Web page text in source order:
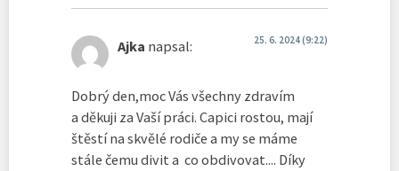
Ajka napsal: 25. 6. 2024 (9:22)
Dobrý den,moc Vás všechny zdravím
a děkuji za Vaší práci. Capici rostou, mají
štěstí na skvělé rodiče a my se máme
stále čemu divit a co obdivovat.... Díky